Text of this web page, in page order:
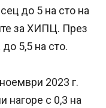
до 5 на сто на
за ХИПЦ. През
5,5 на сто.
2023 г.
нагоре с 0,3 на